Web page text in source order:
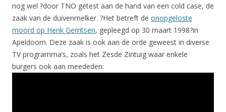
nog wel ?door TNO getest aan de hand van een cold case, de
zaak van de duivenmelker. ?Het betreft de onopgeloste
moord op Henk Gerritsen, gepleegd op 30 maart 1998?in
Apeldoorn. Deze zaak is ook aan de orde geweest in diverse
TV programma’s, zoals het Zesde Zintuig waar enkele
burgers ook aan meededen: